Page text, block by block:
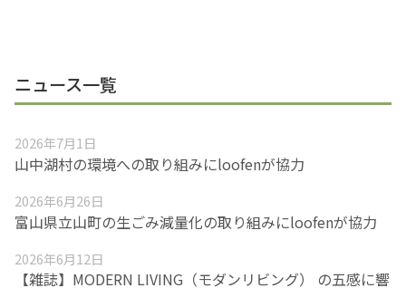
ニュース一覧
2026年7月1日
山中湖村の環境への取り組みにloofenが協力
2026年6月26日
富山県立山町の生ごみ減量化の取り組みにloofenが協力
2026年6月12日
【雑誌】MODERN LIVING（モダンリビング） の五感に響